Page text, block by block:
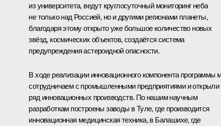
из университета, ведут круглосуточный мониторинг неба
не только над Россией, но и другими регионами планеты,
благодаря этому открыто уже большое количество новых
звёзд, космических объектов, создаётся система
предупреждения астероидной опасности.
В ходе реализации инновационного компонента программы
сотрудничаем с промышленными предприятиями и открыли
ряд инновационных производств. По нашим научным
разработкам построены заводы в Туле, где производится
инновационная медицинская техника, в Балашихе, где